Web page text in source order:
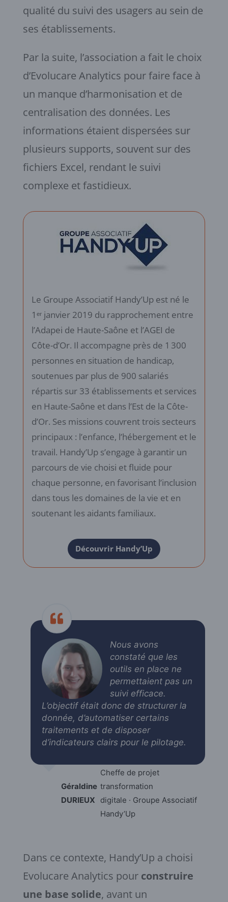
qualité du suivi des usagers au sein de
ses établissements.
Par la suite, l’association a fait le choix
d’Evolucare Analytics pour faire face à
un manque d’harmonisation et de
centralisation des données. Les
informations étaient dispersées sur
plusieurs supports, souvent sur des
fichiers Excel, rendant le suivi
complexe et fastidieux.
Le Groupe Associatif Handy’Up est né le
1ᵉʳ janvier 2019 du rapprochement entre
l’Adapei de Haute-Saône et l’AGEI de
Côte-d’Or. Il accompagne près de 1 300
personnes en situation de handicap,
soutenues par plus de 900 salariés
répartis sur 33 établissements et services
en Haute-Saône et dans l’Est de la Côte-
d’Or. Ses missions couvrent trois secteurs
principaux : l’enfance, l’hébergement et le
travail. Handy’Up s’engage à garantir un
parcours de vie choisi et fluide pour
chaque personne, en favorisant l’inclusion
dans tous les domaines de la vie et en
soutenant les aidants familiaux.
Découvrir Handy’Up
Nous avons
constaté que les
outils en place ne
permettaient pas un
suivi efficace.
L’objectif était donc de structurer la
donnée, d’automatiser certains
traitements et de disposer
d’indicateurs clairs pour le pilotage.
Géraldine
DURIEUX
Cheffe de projet
transformation
digitale · Groupe Associatif
Handy’Up
Dans ce contexte, Handy’Up a choisi
Evolucare Analytics pour construire
une base solide, avant un